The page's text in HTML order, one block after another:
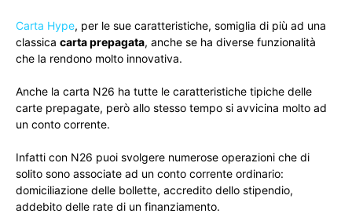
Carta Hype, per le sue caratteristiche, somiglia di più ad una
classica carta prepagata, anche se ha diverse funzionalità
che la rendono molto innovativa.
Anche la carta N26 ha tutte le caratteristiche tipiche delle
carte prepagate, però allo stesso tempo si avvicina molto ad
un conto corrente.
Infatti con N26 puoi svolgere numerose operazioni che di
solito sono associate ad un conto corrente ordinario:
domiciliazione delle bollette, accredito dello stipendio,
addebito delle rate di un finanziamento.